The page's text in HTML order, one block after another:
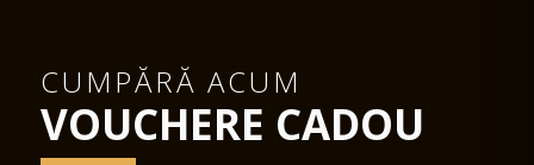
CUMPĂRĂ ACUM
VOUCHERE CADOU